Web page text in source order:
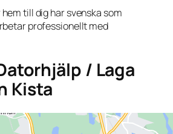
till dig har svenska som
professionellt med
/ Laga
Kista